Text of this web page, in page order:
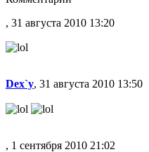
, 31 августа 2010 13:20
Dex`y, 31 августа 2010 13:50
, 1 сентября 2010 21:02